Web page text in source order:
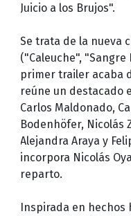
Juicio a los Brujos".
Se trata de la nueva
("Caleuche", "Sangre
primer trailer acaba
reúne un destacado
Carlos Maldonado,
Bodenhöfer, Nicolás
Alejandra Araya y
incorpora Nicolás
reparto.
Inspirada en hechos